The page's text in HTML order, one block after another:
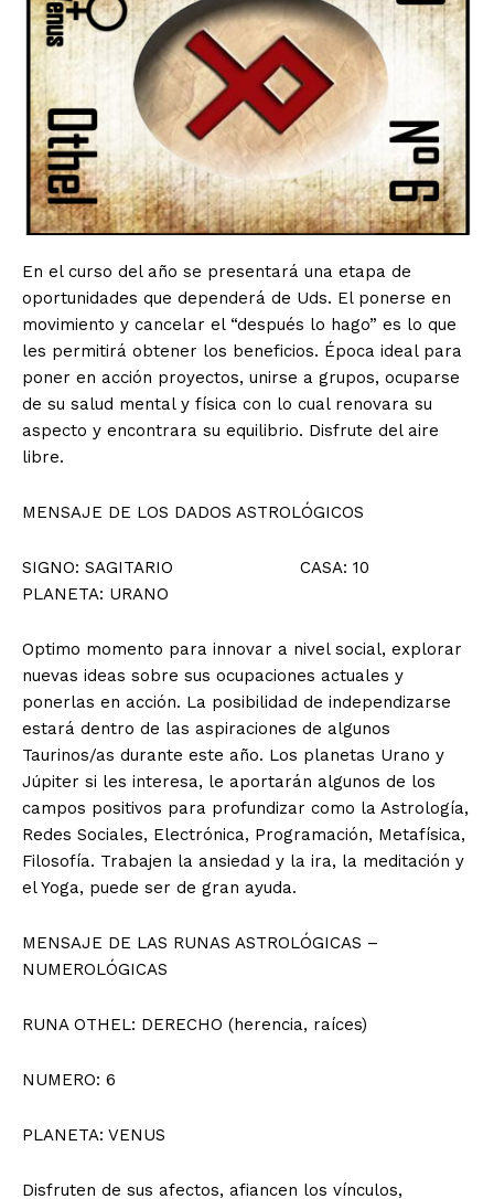
En el curso del año se presentará una etapa de
oportunidades que dependerá de Uds. El ponerse en
movimiento y cancelar el “después lo hago” es lo que
les permitirá obtener los beneficios. Época ideal para
poner en acción proyectos, unirse a grupos, ocuparse
de su salud mental y física con lo cual renovara su
aspecto y encontrara su equilibrio. Disfrute del aire
libre.
MENSAJE DE LOS DADOS ASTROLÓGICOS
SIGNO: SAGITARIO CASA: 10
PLANETA: URANO
Optimo momento para innovar a nivel social, explorar
nuevas ideas sobre sus ocupaciones actuales y
ponerlas en acción. La posibilidad de independizarse
estará dentro de las aspiraciones de algunos
Taurinos/as durante este año. Los planetas Urano y
Júpiter si les interesa, le aportarán algunos de los
campos positivos para profundizar como la Astrología,
Redes Sociales, Electrónica, Programación, Metafísica,
Filosofía. Trabajen la ansiedad y la ira, la meditación y
el Yoga, puede ser de gran ayuda.
MENSAJE DE LAS RUNAS ASTROLÓGICAS –
NUMEROLÓGICAS
RUNA OTHEL: DERECHO (herencia, raíces)
NUMERO: 6
PLANETA: VENUS
Disfruten de sus afectos, afiancen los vínculos,